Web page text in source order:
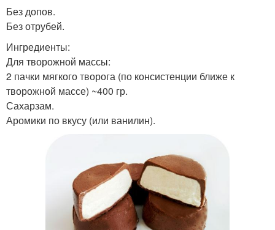
Без допов.
Без отрубей.
Ингредиенты:
Для творожной массы:
2 пачки мягкого творога (по консистенции ближе к
творожной массе) ~400 гр.
Сахарзам.
Аромики по вкусу (или ванилин).